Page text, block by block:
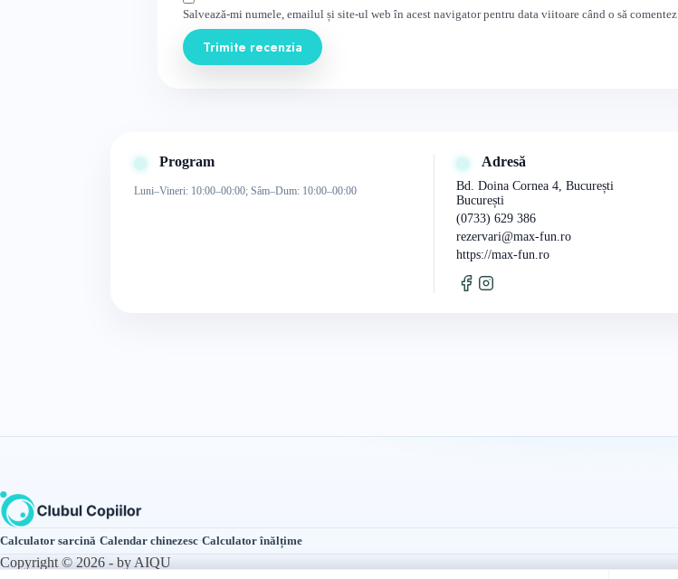
Salvează-mi numele, emailul și site-ul web în acest navigator pentru data viitoare când o să comentez.
Trimite recenzia
Program
Luni–Vineri: 10:00–00:00; Sâm–Dum: 10:00–00:00
Adresă
Bd. Doina Cornea 4, București
București
(0733) 629 386
rezervari@max-fun.ro
https://max-fun.ro
Calculator sarcină·Calendar chinezesc·Calculator înălțime
Copyright © 2026 - by AIQU